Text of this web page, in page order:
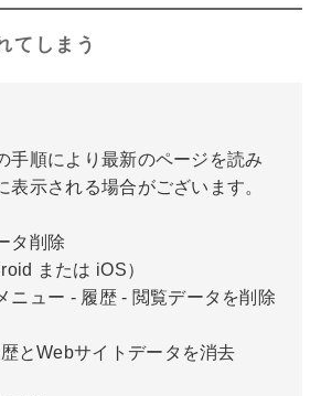
てしまう
手順により最新のページを読み
表示される場合がございます。
タ削除
または iOS）
ニュー - 履歴 - 閲覧データを削除
とWebサイトデータを消去